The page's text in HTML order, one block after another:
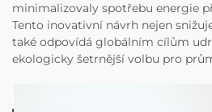
minimalizovaly spotřebu energie
Tento inovativní návrh nejen
také odpovídá globálním cílům
ekologicky šetrnější volbu pro